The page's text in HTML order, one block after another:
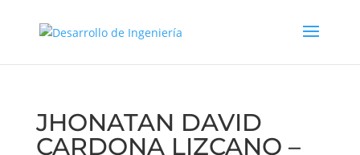
JHONATAN DAVID
CARDONA LIZCANO –